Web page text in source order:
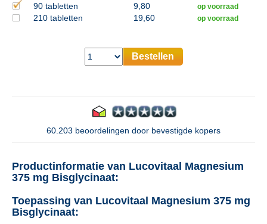
90 tabletten 9,80 op voorraad
210 tabletten 19,60 op voorraad
Bestellen
60.203 beoordelingen door bevestigde kopers
Productinformatie van Lucovitaal Magnesium
375 mg Bisglycinaat:
Toepassing van Lucovitaal Magnesium 375 mg
Bisglycinaat: